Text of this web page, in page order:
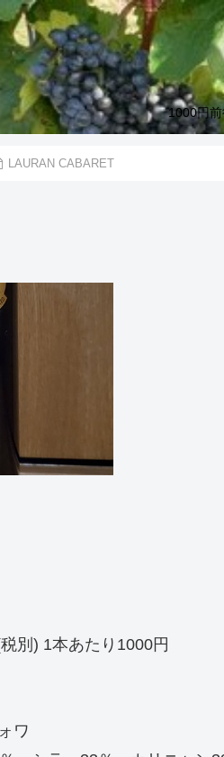
1000円
LAURAN CABARET
別) 1本あたり1000円
ワ